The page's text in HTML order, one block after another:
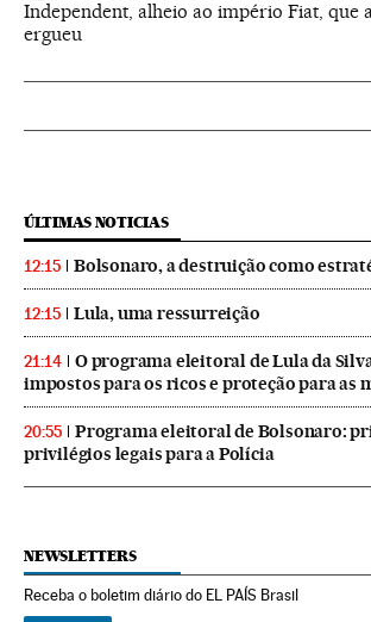
Independent, alheio ao império Fiat, que
ergueu
ÚLTIMAS NOTICIAS
12:15 Bolsonaro, a destruição como
12:15 Lula, uma ressurreição
21:14
O programa eleitoral de Lula da
impostos para os ricos e proteção para as
20:55
Programa eleitoral de Bolsonaro:
privilégios legais para a Polícia
NEWSLETTERS
Receba o boletim diário do EL PAÍS Brasil